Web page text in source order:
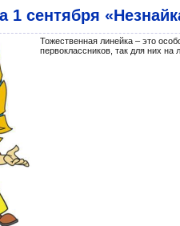
1 сентября
Тожественная линейка – это
первоклассников, так для них на